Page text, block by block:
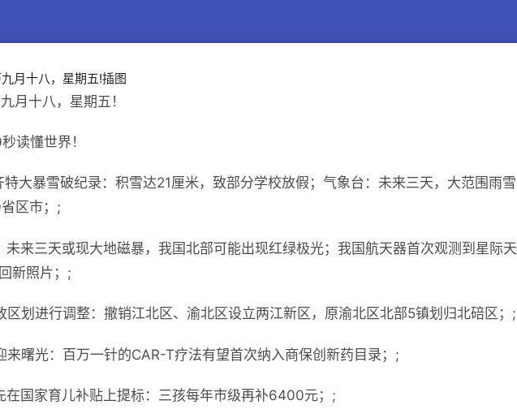
月十八，星期五！
读懂世界！
特大暴雪破纪录：积雪达21厘米，致部分学校放假；气象台：未来三天，大范围雨雪
区市；;
未来三天或现大地磁暴，我国北部可能出现红绿极光；我国航天器首次观测到星际天
新照片；;
区划进行调整：撤销江北区、渝北区设立两江新区，原渝北区北部5镇划归北碚区；;
来曙光：百万一针的CAR-T疗法有望首次纳入商保创新药目录；;
在国家育儿补贴上提标：三孩每年市级再补6400元；;